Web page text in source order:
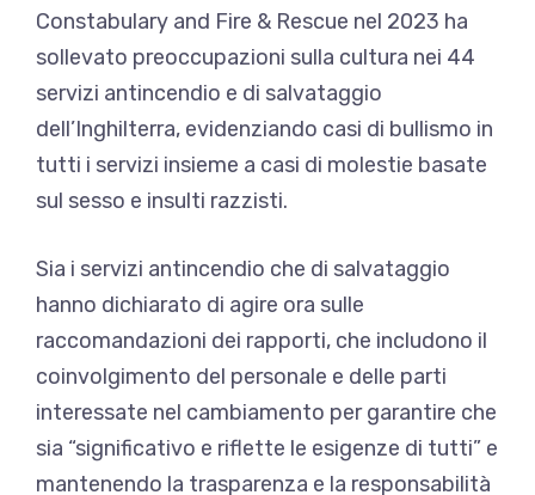
Constabulary and Fire & Rescue nel 2023 ha
sollevato preoccupazioni sulla cultura nei 44
servizi antincendio e di salvataggio
dell’Inghilterra, evidenziando casi di bullismo in
tutti i servizi insieme a casi di molestie basate
sul sesso e insulti razzisti.
Sia i servizi antincendio che di salvataggio
hanno dichiarato di agire ora sulle
raccomandazioni dei rapporti, che includono il
coinvolgimento del personale e delle parti
interessate nel cambiamento per garantire che
sia “significativo e riflette le esigenze di tutti” e
mantenendo la trasparenza e la responsabilità